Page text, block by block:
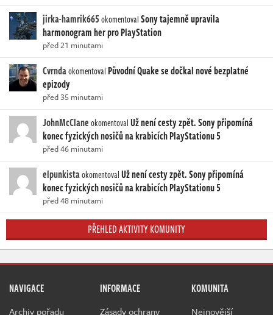
jirka-hamrik665okomentovalSony tajemně upravila
harmonogram her pro PlayStation
před 21 minutami
Cvrndaokomentoval Původní Quake se dočkal nové bezplatné
epizody
před 35 minutami
JohnMcClaneokomentovalUž není cesty zpět. Sony připomíná
konec fyzických nosičů na krabicích PlayStationu 5
před 46 minutami
elpunkistaokomentovalUž není cesty zpět. Sony připomíná
konec fyzických nosičů na krabicích PlayStationu 5
před 48 minutami
PŘEHLED AKTIVITY KOMUNITY
NAVIGACE
Archiv pořadu
INFORMACE
Zásady ochrany
KOMUNITA
Nejnovější